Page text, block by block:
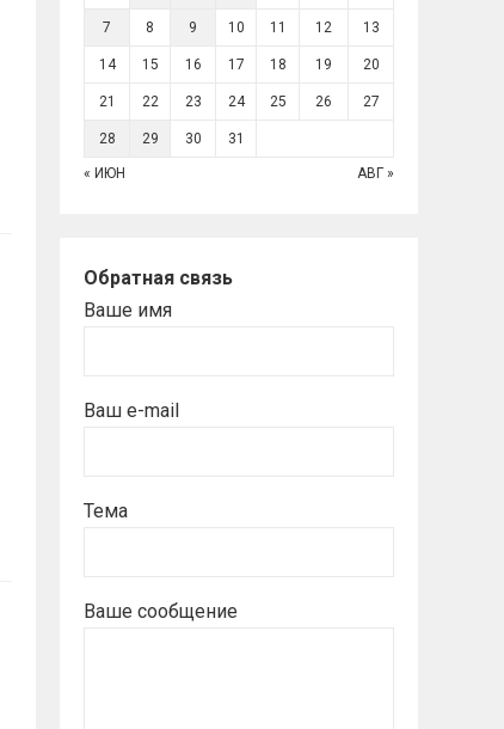
7 8 9 10 11 12 13
14 15 16 17 18 19 20
21 22 23 24 25 26 27
28 29 30 31
« ИЮН АВГ »
Обратная связь
Ваше имя
Ваш e-mail
Тема
Ваше сообщение